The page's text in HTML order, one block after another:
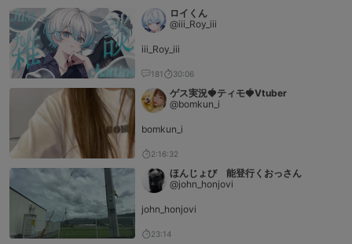
ロイくん
@iii_Roy_iii
iii_Roy_iii
181 30:06
ゲス実況🍓ティモ🍓Vtuber
@bomkun_i
bomkun_i
2:16:32
ほんじょび 能登行くおっさん
@john_honjovi
john_honjovi
23:14